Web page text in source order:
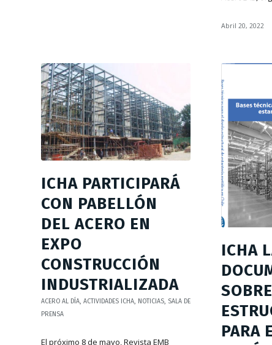
Abril 20, 2022
ICHA PARTICIPARÁ
CON PABELLÓN
DEL ACERO EN
EXPO
CONSTRUCCIÓN
INDUSTRIALIZADA
ACERO AL DÍA, ACTIVIDADES ICHA, NOTICIAS, SALA DE
PRENSA
El próximo 8 de mayo, Revista EMB
ICHA
PARA